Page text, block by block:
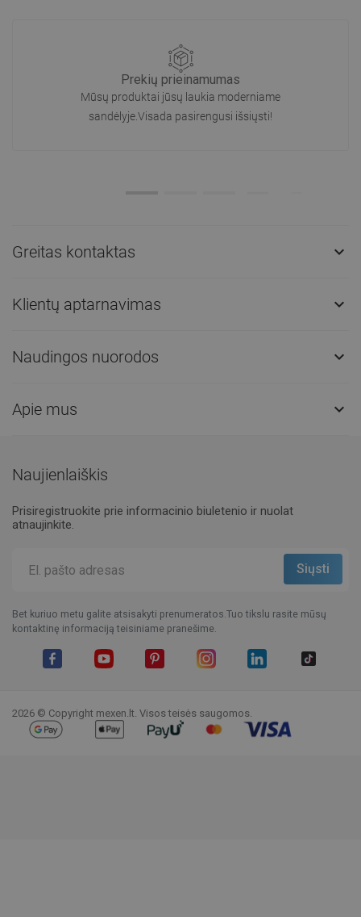
Prekių prieinamumas
Mūsų produktai jūsų laukia moderniame
sandėlyje.Visada pasirengusi išsiųsti!
Greitas kontaktas 
Klientų aptarnavimas 
Naudingos nuorodos 
Apie mus 
Naujienlaiškis
Prisiregistruokite prie informacinio biuletenio ir nuolat
atnaujinkite.
Bet kuriuo metu galite atsisakyti prenumeratos.Tuo tikslu rasite mūsų
kontaktinę informaciją teisiniame pranešime.
2026 © Copyright mexen.lt. Visos teisės saugomos.